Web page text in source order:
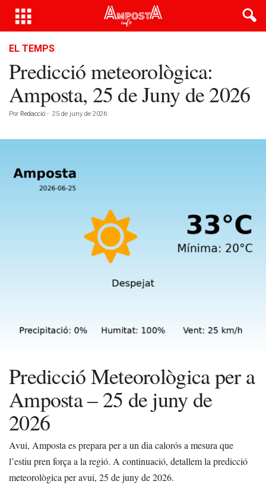
EL TEMPS
Predicció meteorològica:
Amposta, 25 de Juny de 2026
Por Redacció - 25 de juny de 2026
Predicció Meteorològica per a
Amposta – 25 de juny de
2026
Avui, Amposta es prepara per a un dia calorós a mesura que
l’estiu pren força a la regió. A continuació, detallem la predicció
meteorològica per avui, 25 de juny de 2026.